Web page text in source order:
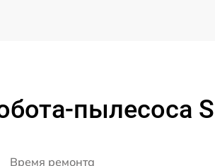
пылесоса
Время ремонта